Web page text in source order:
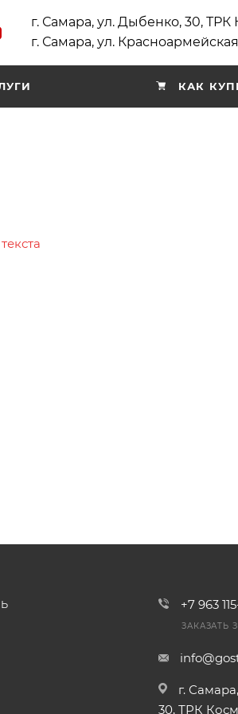
г. Самара, ул. Дыбенко, 30,
г. Самара, ул.
КАК
+7 963
ЗАКАЗАТЬ
г.
30, ТРК